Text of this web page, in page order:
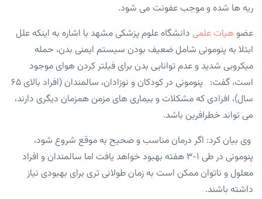
ریه ها شده و موجب عفونت می شود.
عضو هیات علمی دانشگاه علوم پزشکی مشهد با اشاره به اینکه علل
ابتلا به پنومونی شامل ضعیف بودن سیستم ایمنی بدن، حمله
میکروبی شدید و عدم توانایی بدن برای فیلتر کردن هوای موجود
است، گفت: پنومونی در کودکان و نوزادان، سالمندان (افراد بالای ۶۵
سال)، افرادی که مشکلات و بیماری های مزمن همزمان دیگری دارند،
می تواند خطرافرین باشد.
وی بیان کرد: اگر درمان مناسب و صحیح به موقع شروع شود،
پنومونی در طی ۱-۳ هفته بهبود خواهد یافت اما سالمندان و افراد
معلول و ناتوان ممکن است به زمان طولانی تری برای بهبودی نیاز
داشته باشند.